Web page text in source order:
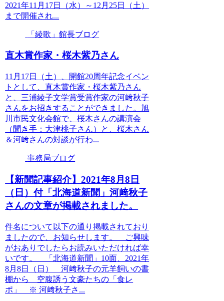
2021年11月17日（水）～12月25日（土）
まで開催され...
「綾歌」館長ブログ
直木賞作家・桜木紫乃さん
11月17日（土）、開館20周年記念イベン
トとして、直木賞作家・桜木紫乃さん
と、三浦綾子文学賞受賞作家の河﨑秋子
さんをお招きすることができました。旭
川市民文化会館で、桜木さんの講演会
（聞き手：大津桃子さん）と、桜木さん
＆河﨑さんの対談が行わ...
事務局ブログ
【新聞記事紹介】2021年8月8日
（日）付「北海道新聞」河﨑秋子
さんの文章が掲載されました。
件名について以下の通り掲載されており
ましたので、お知らせします。 ご興味
がおありでしたらお読みいただければ幸
いです。 「北海道新聞」10面、2021年
8月8日（日） 河﨑秋子の元羊飼いの書
棚から 空腹誘う文豪たちの「食レ
ポ」 ※ 河﨑秋子さ...